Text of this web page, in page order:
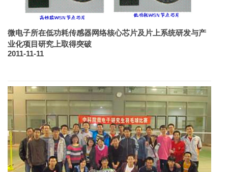
微电子所在低功耗传感器网络核心芯片及片上系统研发与产
业化项目研究上取得突破
2011-11-11